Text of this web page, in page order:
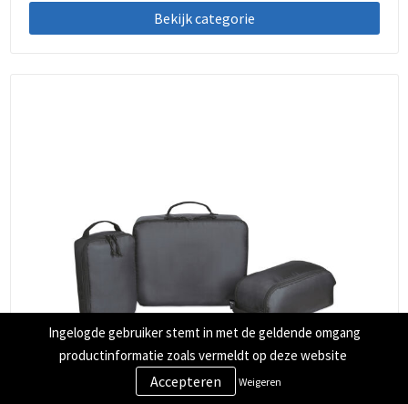
Bekijk categorie
Ingelogde gebruiker stemt in met de geldende omgang
productinformatie zoals vermeldt op deze website
Weigeren